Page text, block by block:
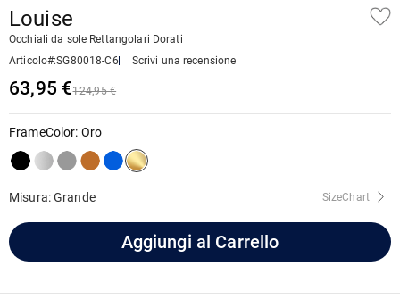
Louise
Occhiali da sole Rettangolari Dorati
Articolo#:SG80018-C6 Scrivi una recensione
63,95 €124,95 €
FrameColor: Oro
Misura: Grande SizeChart
Aggiungi al Carrello